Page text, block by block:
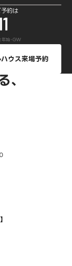
約は
年始･GW
ハウス来場予約